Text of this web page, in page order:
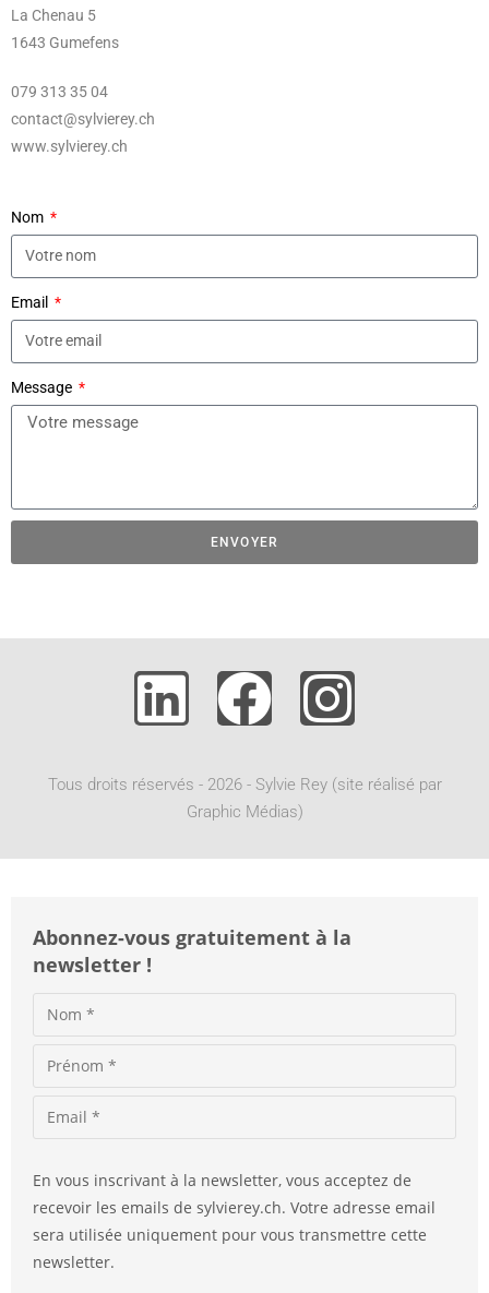
La Chenau 5
1643 Gumefens
079 313 35 04
contact@sylvierey.ch
www.sylvierey.ch
Nom
Email
Message
ENVOYER
Tous droits réservés - 2026 - Sylvie Rey (site réalisé par
Graphic Médias)
Abonnez-vous gratuitement à la
newsletter !
En vous inscrivant à la newsletter, vous acceptez de
recevoir les emails de sylvierey.ch. Votre adresse email
sera utilisée uniquement pour vous transmettre cette
newsletter.